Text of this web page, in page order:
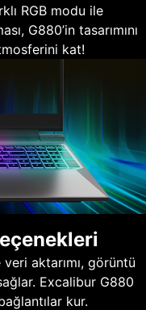
RGB modu ile
G880’in tasarımını
kat!
aktarımı, görüntü
Excalibur G880
kur.